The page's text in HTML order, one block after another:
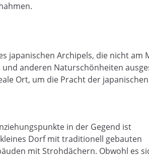
japanischen Archipels, die nicht am
anderen Naturschönheiten
Ort, um die Pracht der
in der Gegend ist
Dorf mit traditionell gebauten
mit Strohdächern. Obwohl es